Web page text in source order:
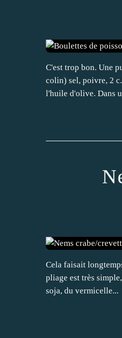
C'est trop bon. Une
colin) sel, poivre, 2
l'huile d'olive. Dans
Cela faisait
pliage est très
soja, du vermicelle...